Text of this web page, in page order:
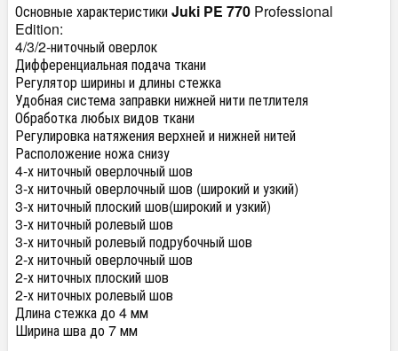
Основные характеристикиJuki PE 770 Professional
Edition:
4/3/2-ниточный оверлок
Дифференциальная подача ткани
Регулятор ширины и длины стежка
Удобная система заправки нижней нити петлителя
Обработка любых видов ткани
Регулировка натяжения верхней и нижней нитей
Расположение ножа снизу
4-х ниточный оверлочный шов
3-х ниточный оверлочный шов (широкий и узкий)
3-х ниточный плоский шов(широкий и узкий)
3-х ниточный ролевый шов
3-х ниточный ролевый подрубочный шов
2-х ниточный оверлочный шов
2-х ниточных плоский шов
2-х ниточных ролевый шов
Длина стежка до 4 мм
Ширина шва до 7 мм